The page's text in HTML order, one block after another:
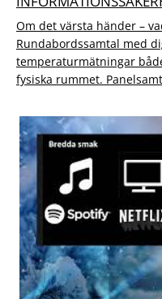
Om det värsta händer –
Rundabordssamtal med
temperaturmätningar
fysiska rummet.